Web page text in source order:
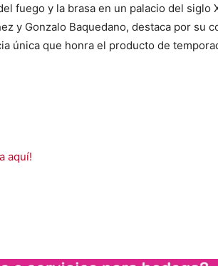
fuego y la brasa en un palacio del siglo
y Gonzalo Baquedano, destaca por su
única que honra el producto de
aquí!